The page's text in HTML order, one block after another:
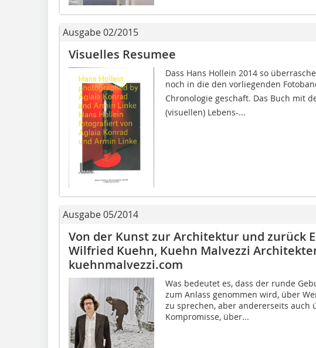
Ausgabe 02/2015
Visuelles Resumee
Dass Hans Hollein 2014 so
noch in die den vorliegenden
Chronologie geschaft. Das Buch mit
(visuellen) Lebens-...
Ausgabe 05/2014
Von der Kunst zur Architektur und zurück
Wilfried Kuehn, Kuehn Malvezzi
kuehnmalvezzi.com
Was bedeutet es, dass der runde
zum Anlass genommen wird, über
zu sprechen, aber andererseits auch
Kompromisse, über...